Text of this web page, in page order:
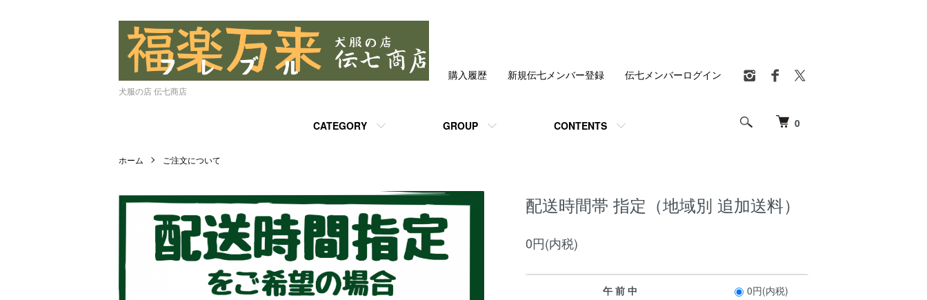
犬服の店 伝七商店
0
CATEGORY GROUP CONTENTS
購入履歴 新規伝七メンバー登録 伝七メンバーログイン
ホーム ご注文について
配送時間帯 指定（地域別 追加送料）
0円(内税)
午 前 中 0円(内税)